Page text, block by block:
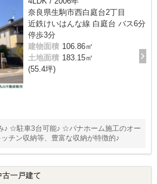
奈良県生駒市西白庭台2丁目
近鉄けいはんな線 白庭台 バス6分
停歩3分
建物面積 106.86㎡
土地面積 183.15㎡
(55.4坪)
♪ ☆駐車3台可能♪ ☆パナホーム施工のオー
チン収納等、豊富な収納が特徴的♪
一戸建て